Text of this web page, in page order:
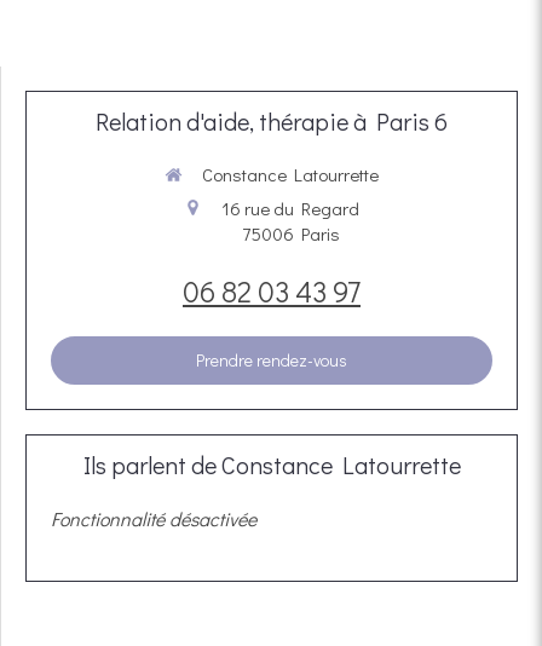
Relation d'aide, thérapie à Paris 6
Constance Latourrette
16 rue du Regard
75006 Paris
06 82 03 43 97
Prendre rendez-vous
Ils parlent de Constance Latourrette
Fonctionnalité désactivée